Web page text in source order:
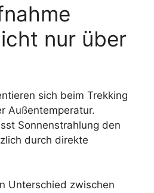
nur über
sich beim Trekking
Außentemperatur.
Sonnenstrahlung den
durch direkte
Unterschied zwischen